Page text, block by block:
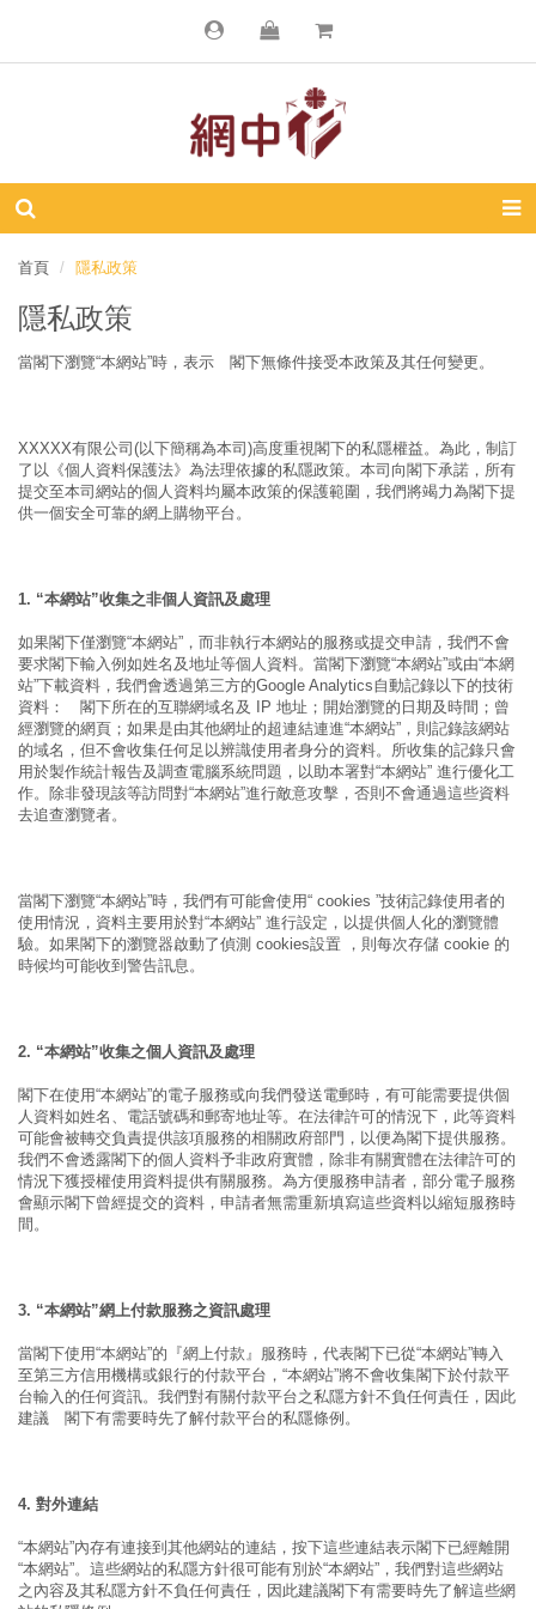
首頁 隱私政策
隱私政策
當閣下瀏覽“本網站”時，表示 閣下無條件接受本政策及其任何變更。
XXXXX有限公司(以下簡稱為本司)高度重視閣下的私隱權益。為此，制訂
了以《個人資料保護法》為法理依據的私隱政策。本司向閣下承諾，所有
提交至本司網站的個人資料均屬本政策的保護範圍，我們將竭力為閣下提
供一個安全可靠的網上購物平台。
1. “本網站”收集之非個人資訊及處理
如果閣下僅瀏覽“本網站”，而非執行本網站的服務或提交申請，我們不會
要求閣下輸入例如姓名及地址等個人資料。當閣下瀏覽“本網站”或由“本網
站”下載資料，我們會透過第三方的Google Analytics自動記錄以下的技術
資料： 閣下所在的互聯網域名及 IP 地址；開始瀏覽的日期及時間；曾
經瀏覽的網頁；如果是由其他網址的超連結連進“本網站”，則記錄該網站
的域名，但不會收集任何足以辨識使用者身分的資料。所收集的記錄只會
用於製作統計報告及調查電腦系統問題，以助本署對“本網站” 進行優化工
作。除非發現該等訪問對“本網站”進行敵意攻擊，否則不會通過這些資料
去追查瀏覽者。
當閣下瀏覽“本網站”時，我們有可能會使用“ cookies ”技術記錄使用者的
使用情況，資料主要用於對“本網站” 進行設定，以提供個人化的瀏覽體
驗。如果閣下的瀏覽器啟動了偵測 cookies設置 ，則每次存儲 cookie 的
時候均可能收到警告訊息。
2. “本網站”收集之個人資訊及處理
閣下在使用“本網站”的電子服務或向我們發送電郵時，有可能需要提供個
人資料如姓名、電話號碼和郵寄地址等。在法律許可的情況下，此等資料
可能會被轉交負責提供該項服務的相關政府部門，以便為閣下提供服務。
我們不會透露閣下的個人資料予非政府實體，除非有關實體在法律許可的
情況下獲授權使用資料提供有關服務。為方便服務申請者，部分電子服務
會顯示閣下曾經提交的資料，申請者無需重新填寫這些資料以縮短服務時
間。
3. “本網站”網上付款服務之資訊處理
當閣下使用“本網站”的『網上付款』服務時，代表閣下已從“本網站”轉入
至第三方信用機構或銀行的付款平台，“本網站”將不會收集閣下於付款平
台輸入的任何資訊。我們對有關付款平台之私隱方針不負任何責任，因此
建議 閣下有需要時先了解付款平台的私隱條例。
4. 對外連結
“本網站”內存有連接到其他網站的連結，按下這些連結表示閣下已經離開
“本網站”。這些網站的私隱方針很可能有別於“本網站”，我們對這些網站
之內容及其私隱方針不負任何責任，因此建議閣下有需要時先了解這些網